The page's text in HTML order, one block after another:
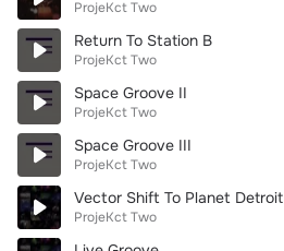
ProjeKct Two
Return To Station B
ProjeKct Two
Space Groove II
ProjeKct Two
Space Groove III
ProjeKct Two
Vector Shift To Planet Detroit
ProjeKct Two